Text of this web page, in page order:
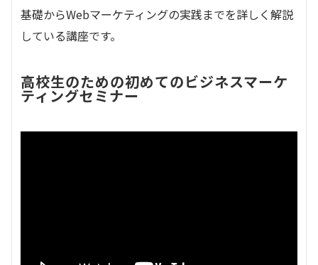
基礎からWebマーケティングの実践までを詳しく解説
している講座です。
高校生のための初めてのビジネスマーケ
ティングセミナー